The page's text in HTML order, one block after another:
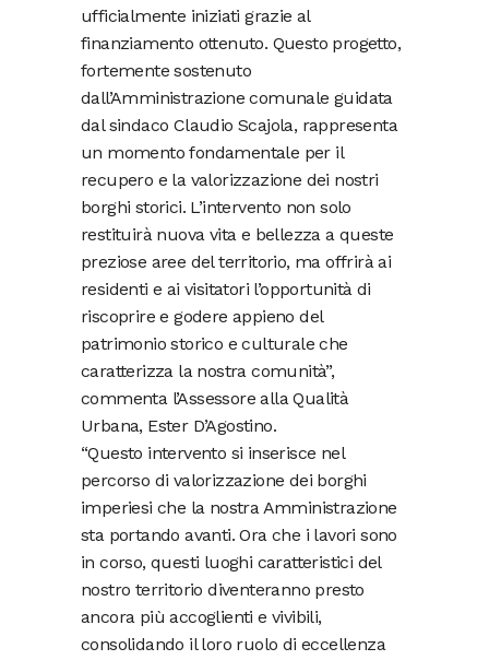
ufficialmente iniziati grazie al
finanziamento ottenuto. Questo progetto,
fortemente sostenuto
dall’Amministrazione comunale guidata
dal sindaco Claudio Scajola, rappresenta
un momento fondamentale per il
recupero e la valorizzazione dei nostri
borghi storici. L’intervento non solo
restituirà nuova vita e bellezza a queste
preziose aree del territorio, ma offrirà ai
residenti e ai visitatori l’opportunità di
riscoprire e godere appieno del
patrimonio storico e culturale che
caratterizza la nostra comunità”,
commenta l’Assessore alla Qualità
Urbana, Ester D’Agostino.
“Questo intervento si inserisce nel
percorso di valorizzazione dei borghi
imperiesi che la nostra Amministrazione
sta portando avanti. Ora che i lavori sono
in corso, questi luoghi caratteristici del
nostro territorio diventeranno presto
ancora più accoglienti e vivibili,
consolidando il loro ruolo di eccellenza